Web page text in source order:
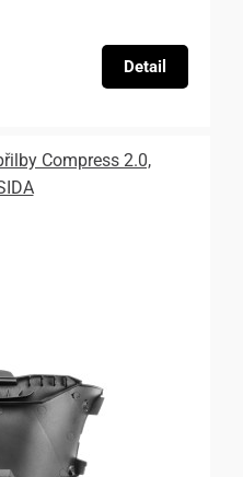
Detail
Compress 2.0,